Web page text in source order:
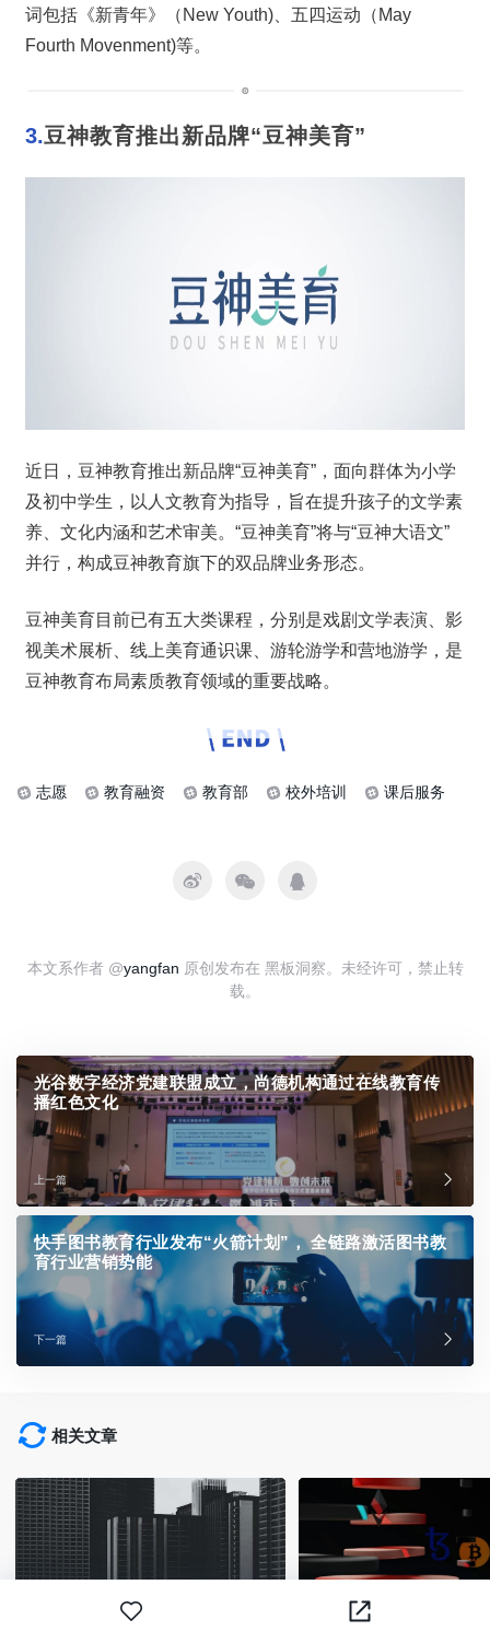
词包括《新青年》（New Youth)、五四运动（May
Fourth Movenment)等。
3.豆神教育推出新品牌“豆神美育”
近日，豆神教育推出新品牌“豆神美育”，面向群体为小学
及初中学生，以人文教育为指导，旨在提升孩子的文学素
养、文化内涵和艺术审美。“豆神美育”将与“豆神大语文”
并行，构成豆神教育旗下的双品牌业务形态。
豆神美育目前已有五大类课程，分别是戏剧文学表演、影
视美术展析、线上美育通识课、游轮游学和营地游学，是
豆神教育布局素质教育领域的重要战略。
志愿 教育融资 教育部 校外培训 课后服务
本文系作者 @yangfan 原创发布在 黑板洞察。未经许可，禁止转
载。
光谷数字经济党建联盟成立，尚德机构通过在线教育传
播红色文化
上一篇
快手图书教育行业发布“火箭计划”， 全链路激活图书教
育行业营销势能
下一篇
相关文章